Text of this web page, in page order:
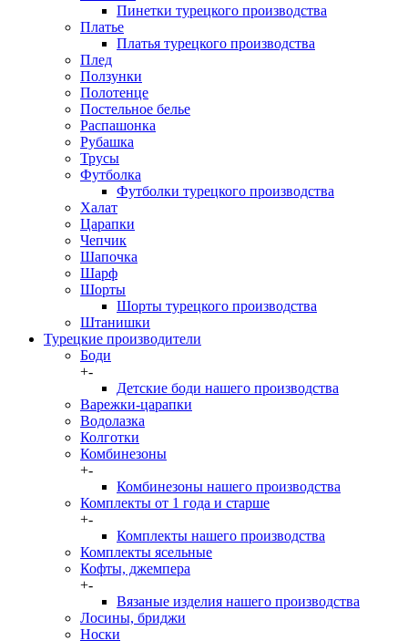
Пинетки турецкого производства
Платье
Платья турецкого производства
Плед
Ползунки
Полотенце
Постельное белье
Распашонка
Рубашка
Трусы
Футболка
Футболки турецкого производства
Халат
Царапки
Чепчик
Шапочка
Шарф
Шорты
Шорты турецкого производства
Штанишки
Турецкие производители
Боди
+-
Детские боди нашего производства
Варежки-царапки
Водолазка
Колготки
Комбинезоны
+-
Комбинезоны нашего производства
Комплекты от 1 года и старше
+-
Комплекты нашего производства
Комплекты ясельные
Кофты, джемпера
+-
Вязаные изделия нашего производства
Лосины, бриджи
Носки